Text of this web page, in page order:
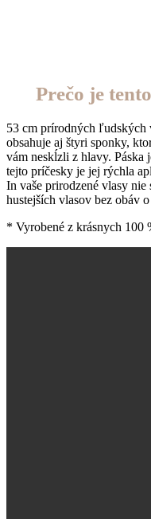
Prečo je
53 cm prírodných ľudských
obsahuje aj štyri sponky,
vám neskĺzli z hlavy. Páska
tejto príčesky je jej rýchla
In vaše prirodzené vlasy nie
hustejších vlasov bez obáv
* Vyrobené z krásnych